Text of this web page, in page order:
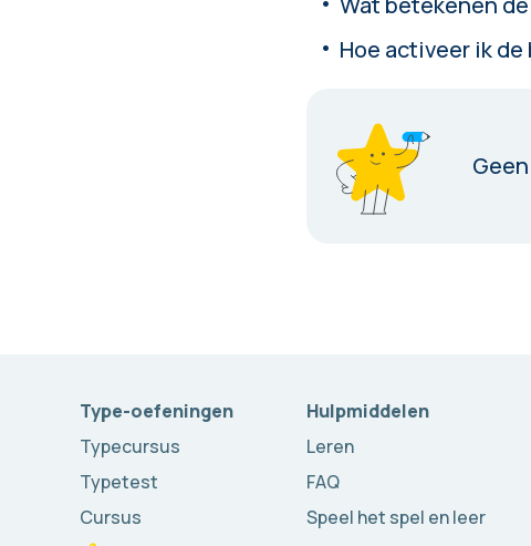
Hoe activeer ik de
Type-oefeningen
Typecursus
Typetest
Cursus
Hulpmiddelen
Leren
FAQ
Speel het spel en leer